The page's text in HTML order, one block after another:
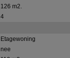
126 m2.
4
Etagewoning
nee